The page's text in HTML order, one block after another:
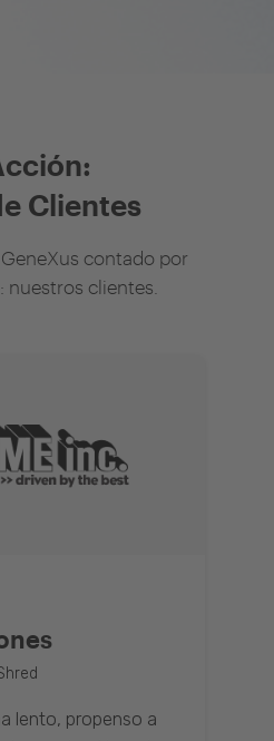
Clientes
contado por
clientes.
lento, propenso a